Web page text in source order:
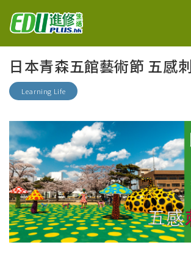
日本青森五館藝術節 五感
Learning Life